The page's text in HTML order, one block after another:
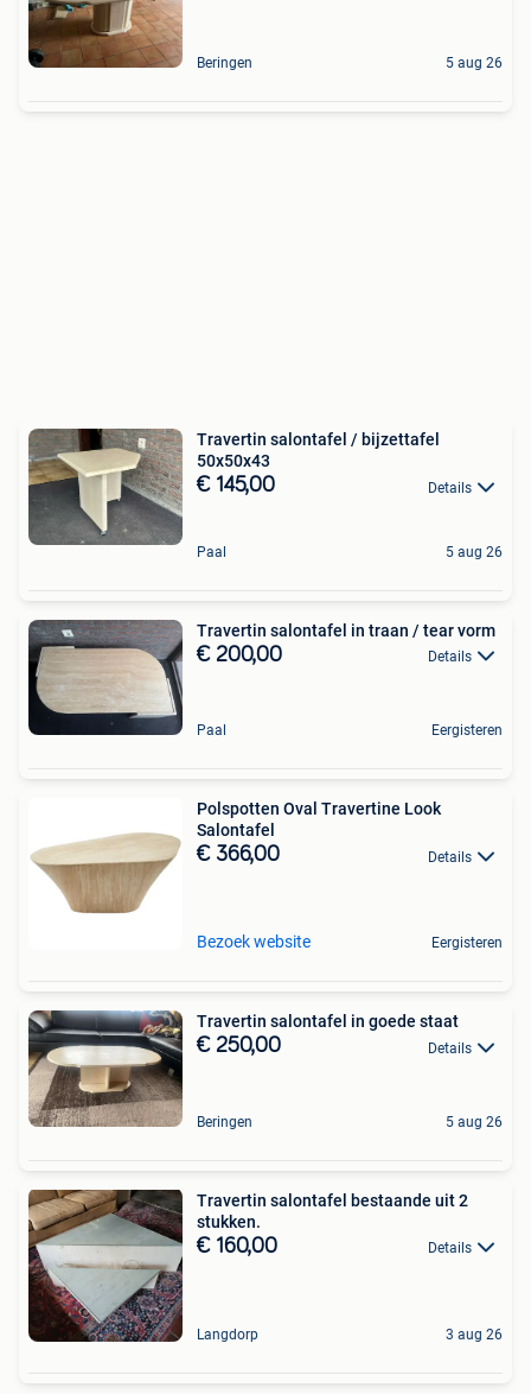
Beringen 5 aug 26
Travertin salontafel / bijzettafel
50x50x43
€ 145,00 Details
Paal 5 aug 26
Travertin salontafel in traan / tear vorm
€ 200,00 Details
Paal Eergisteren
Polspotten Oval Travertine Look
Salontafel
€ 366,00 Details
Bezoek website Eergisteren
Travertin salontafel in goede staat
€ 250,00 Details
Beringen 5 aug 26
Travertin salontafel bestaande uit 2
stukken.
€ 160,00 Details
Langdorp 3 aug 26